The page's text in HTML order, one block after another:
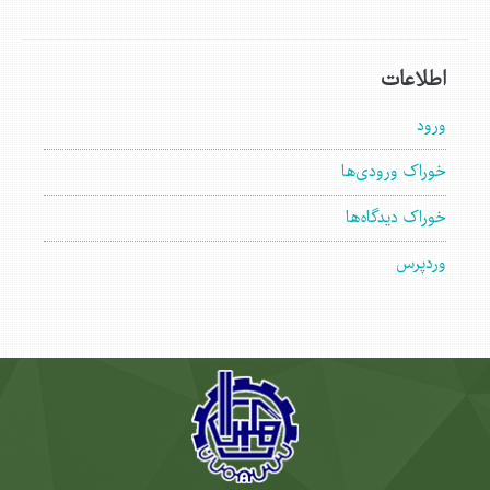
اطلاعات
ورود
خوراک ورودی‌ها
خوراک دیدگاه‌ها
وردپرس